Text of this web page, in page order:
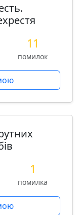
11
помилок
1
помилка